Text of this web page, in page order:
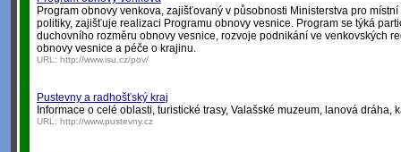
Program obnovy venkova, zajišťovaný v působnosti Ministerstva pro
politiky, zajišťuje realizaci Programu obnovy vesnice. Program se týká
duchovního rozměru obnovy vesnice, rozvoje podnikání ve venkovských
obnovy vesnice a péče o krajinu.
URL: http://www.isu.cz/pov/
Pustevny a radhošťský kraj
Informace o celé oblasti, turistické trasy, Valašské muzeum, lanová dráha,
URL: http://www.pustevny.cz